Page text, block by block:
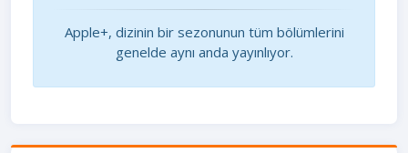
Apple+, dizinin bir sezonunun tüm bölümlerini
genelde aynı anda yayınlıyor.